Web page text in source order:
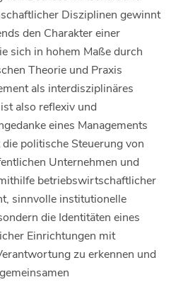
Disziplinen gewinnt
den Charakter einer
sich in hohem Maße durch
Theorie und Praxis
als interdisziplinäres
also reflexiv und
eines Managements
politische Steuerung von
Unternehmen und
betriebswirtschaftlicher
sinnvolle institutionelle
die Identitäten eines
Einrichtungen mit
zu erkennen und